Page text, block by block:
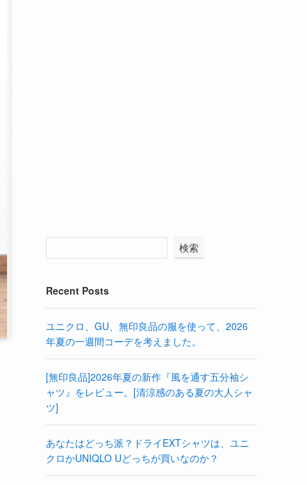
検索
Recent Posts
ユニクロ、GU、無印良品の服を使って、2026
年夏の一週間コーデを考えました。
[無印良品]2026年夏の新作『風を通す五分袖シ
ャツ』をレビュー。[清涼感のある夏の大人シャ
ツ]
あなたはどっち派？ドライEXTシャツは、ユニ
クロかUNIQLO Uどっちが買いなのか？